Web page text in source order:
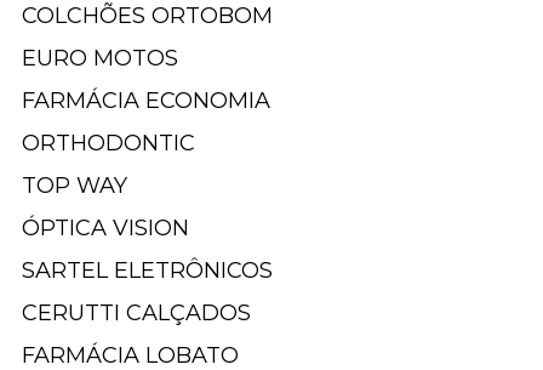
COLCHÕES ORTOBOM
EURO MOTOS
FARMÁCIA ECONOMIA
ORTHODONTIC
TOP WAY
ÓPTICA VISION
SARTEL ELETRÔNICOS
CERUTTI CALÇADOS
FARMÁCIA LOBATO